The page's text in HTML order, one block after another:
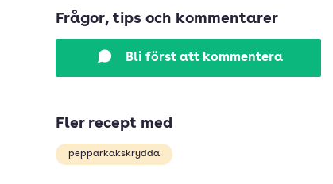
Frågor, tips och kommentarer
Bli först att kommentera
Fler recept med
pepparkakskrydda